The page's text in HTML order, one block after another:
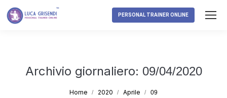
PERSONAL TRAINER ONLINE
Archivio giornaliero: 09/04/2020
Tu sei qui:
Home 2020 Aprile 09